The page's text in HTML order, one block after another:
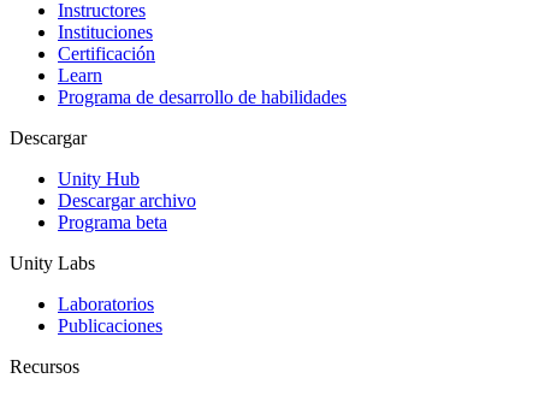
Juegos XR
Lanza juegos XR en múltiples plataformas
Juegos multijugador
Instructores
Instituciones
Certificación
Learn
Programa de desarrollo de habilidades
Descargar
Unity Hub
Descargar archivo
Programa beta
Unity Labs
Laboratorios
Publicaciones
Recursos